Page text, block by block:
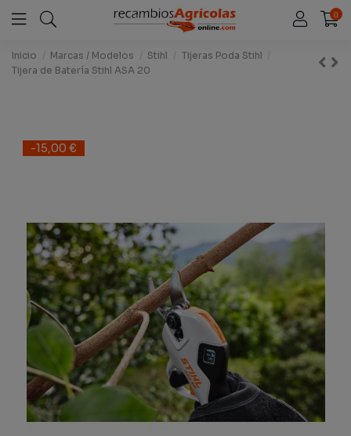
0
Inicio Marcas / Modelos Stihl
Tijeras Poda Stihl
Tijera de Batería Stihl ASA 20
-15,00 €